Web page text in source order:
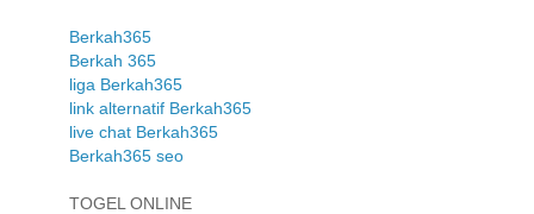
Berkah365
Berkah 365
liga Berkah365
link alternatif Berkah365
live chat Berkah365
Berkah365 seo
TOGEL ONLINE